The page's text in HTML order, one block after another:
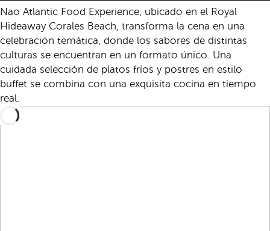
Nao Atlantic Food Experience, ubicado en el Royal
Hideaway Corales Beach, transforma la cena en una
celebración temática, donde los sabores de distintas
culturas se encuentran en un formato único. Una
cuidada selección de platos fríos y postres en estilo
buffet se combina con una exquisita cocina en tiempo
real.